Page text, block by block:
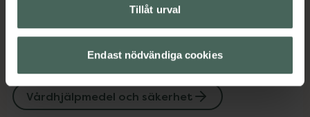
Tillåt urval
Endast nödvändiga cookies
Vårdhjälpmedel och säkerhet